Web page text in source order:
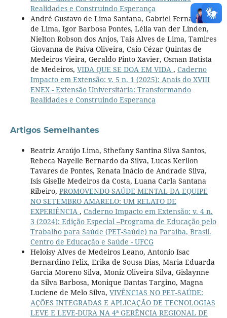
Realidades e Construindo Esperança
André Gustavo de Lima Santana, Gabriel Fernandes
de Lima, Igor Barbosa Pontes, Lélia van der Linden,
Nielton Robson dos Anjos, Tais Alves de Lima, Tamires
Giovanna de Paiva Oliveira, Caio Cézar Quintas de
Medeiros Vieira, Geraldo Pinto Xavier, Osman Batista
de Medeiros, VIDA QUE SE DOA EM VIDA , Caderno
Impacto em Extensão: v. 5 n. 1 (2025): Anais do XVIII
ENEX - Extensão Universitária: Transformando
Realidades e Construindo Esperança
Artigos Semelhantes
Beatriz Araújo Lima, Sthefany Santina Silva Santos,
Rebeca Nayelle Bernardo da Silva, Lucas Kerllon
Tavares de Pontes, Renata Inácio de Andrade Silva,
Isis Giselle Medeiros da Costa, Luana Carla Santana
Ribeiro, PROMOVENDO SAÚDE MENTAL DA EQUIPE
NO SETEMBRO AMARELO: UM RELATO DE
EXPERIÊNCIA , Caderno Impacto em Extensão: v. 4 n.
3 (2024): Edição Especial –Programa de Educação pelo
Trabalho para Saúde (PET-Saúde) na Paraíba, Brasil.
Centro de Educação e Saúde - UFCG
Heloisy Alves de Medeiros Leano, Antonio Isac
Bernardino Felix, Erika de Sousa Dias, Maria Eduarda
Garcia Moreno Silva, Moniz Oliveira Silva, Gislaynne
da Silva Barbosa, Monique Dantas Targino, Magna
Luciene de Melo Silva, VIVÊNCIAS NO PET-SAÚDE:
AÇÕES INTEGRADAS E APLICAÇÃO DE TECNOLOGIAS
LEVE E LEVE-DURA NA 4ª GERÊNCIA REGIONAL DE